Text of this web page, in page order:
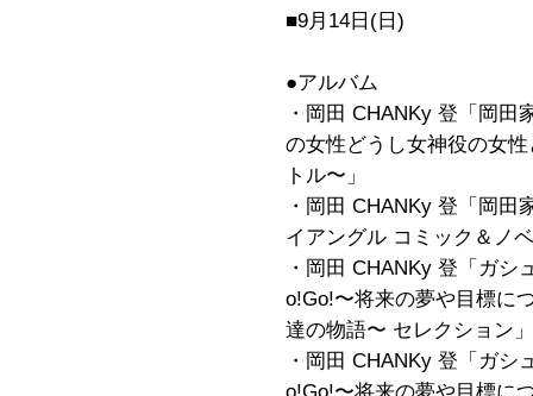
■9月14日(日)
●アルバム
・岡田 CHANKy 登「岡
の女性どうし女神役の女
トル〜」
・岡田 CHANKy 登「岡
イアングル コミック＆ノ
・岡田 CHANKy 登「ガシ
o!Go!〜将来の夢や目標に
達の物語〜 セレクション」
・岡田 CHANKy 登「ガシ